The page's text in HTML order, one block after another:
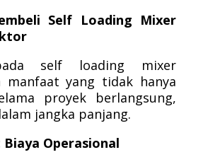
Self Loading Mixer
self loading mixer
manfaat yang tidak hanya
proyek berlangsung,
jangka panjang.
Operasional